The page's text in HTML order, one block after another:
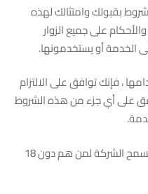
بقبولك وامتثالك لهذه
على جميع الزوار
أو يستخدمونها.
، فإنك توافق على الالتزام
على أي جزء من هذه الشروط
أنت تقر بأن عمرك يزيد عن 18 عامًا. لا تسمح الشركة لمن هم دون 18